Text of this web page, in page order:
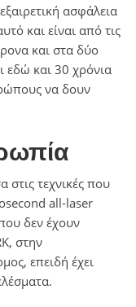
ασφάλεια
και είναι από τις
και στα δύο
εδώ και 30 χρόνια
να δουν
στις τεχνικές που
all-laser
που δεν έχουν
στην
επειδή έχει